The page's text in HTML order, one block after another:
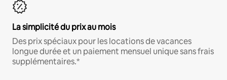
La simplicité du prix au mois
Des prix spéciaux pour les locations de vacances
longue durée et un paiement mensuel unique sans frais
supplémentaires.*